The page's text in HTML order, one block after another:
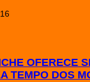
OFERECE
TEMPO DOS